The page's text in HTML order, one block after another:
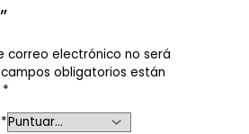
correo electrónico no será
campos obligatorios están
*
*